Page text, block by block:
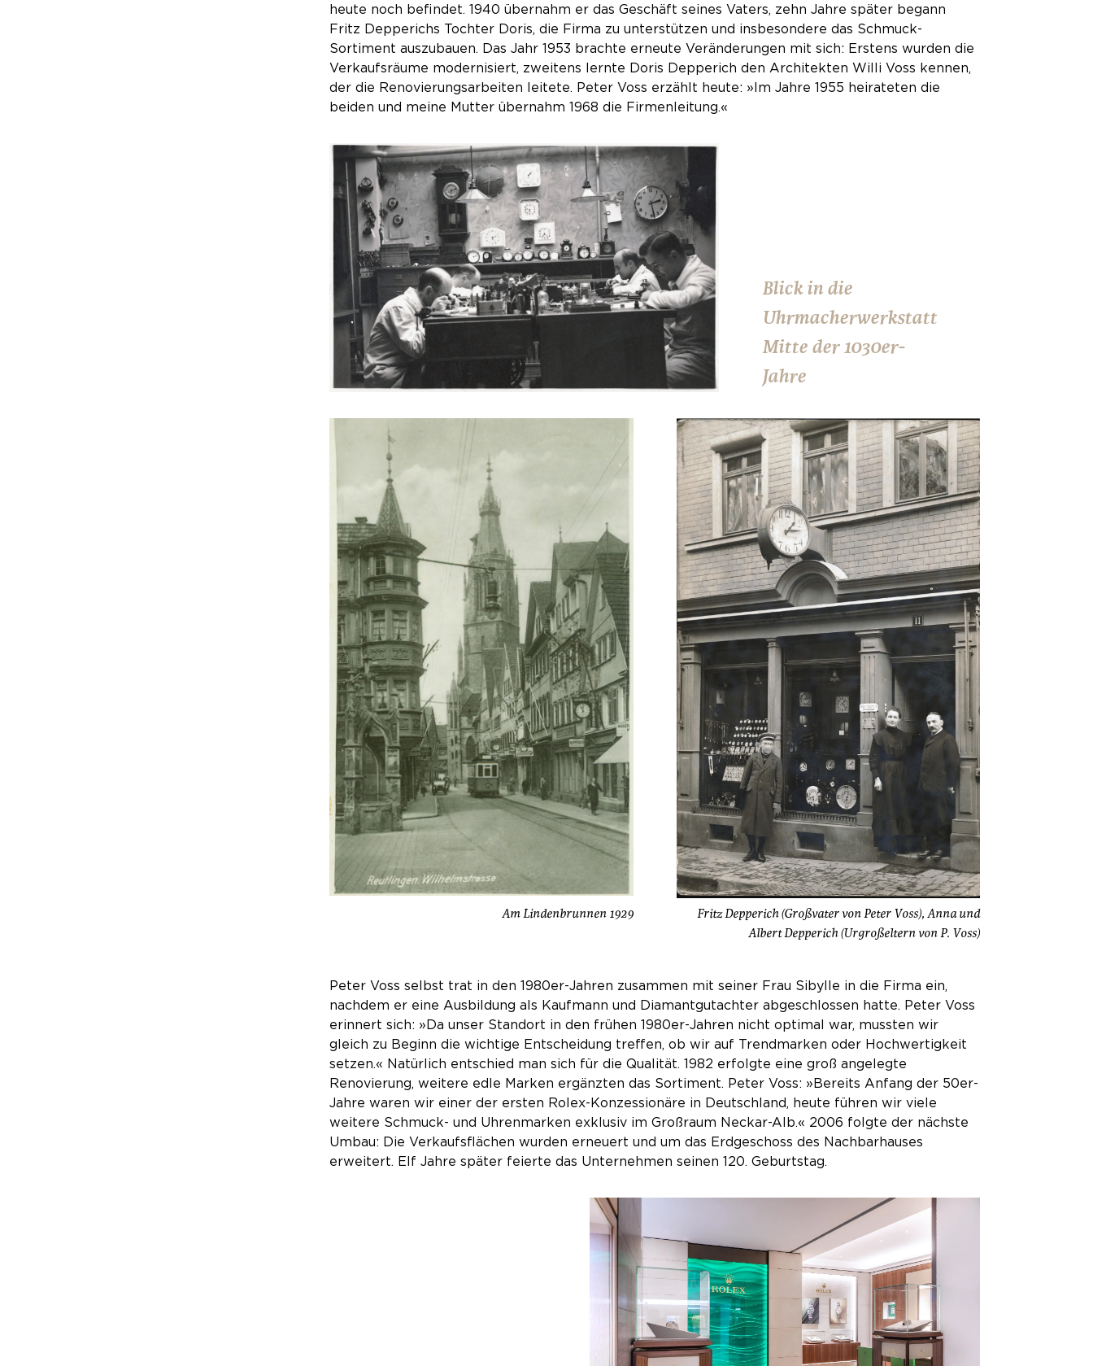
heute noch befindet. 1940 übernahm er das Geschäft seines Vaters, zehn Jahre später begann
Fritz Depperichs Tochter Doris, die Firma zu unterstützen und insbesondere das Schmuck-
Sortiment auszubauen. Das Jahr 1953 brachte erneute Veränderungen mit sich: Erstens wurden die
Verkaufsräume modernisiert, zweitens lernte Doris Depperich den Architekten Willi Voss kennen,
der die Renovierungsarbeiten leitete. Peter Voss erzählt heute: »Im Jahre 1955 heirateten die
beiden und meine Mutter übernahm 1968 die Firmenleitung.«
Blick in die
Uhrmacherwerkstatt
Mitte der 1030er-
Jahre
Am Lindenbrunnen 1929
Fritz Depperich (Großvater von Peter Voss), Anna und
Albert Depperich (Urgroßeltern von P. Voss)
Peter Voss selbst trat in den 1980er-Jahren zusammen mit seiner Frau Sibylle in die Firma ein,
nachdem er eine Ausbildung als Kaufmann und Diamantgutachter abgeschlossen hatte. Peter Voss
erinnert sich: »Da unser Standort in den frühen 1980er-Jahren nicht optimal war, mussten wir
gleich zu Beginn die wichtige Entscheidung treffen, ob wir auf Trendmarken oder Hochwertigkeit
setzen.« Natürlich entschied man sich für die Qualität. 1982 erfolgte eine groß angelegte
Renovierung, weitere edle Marken ergänzten das Sortiment. Peter Voss: »Bereits Anfang der 50er-
Jahre waren wir einer der ersten Rolex-Konzessionäre in Deutschland, heute führen wir viele
weitere Schmuck- und Uhrenmarken exklusiv im Großraum Neckar-Alb.« 2006 folgte der nächste
Umbau: Die Verkaufsflächen wurden erneuert und um das Erdgeschoss des Nachbarhauses
erweitert. Elf Jahre später feierte das Unternehmen seinen 120. Geburtstag.